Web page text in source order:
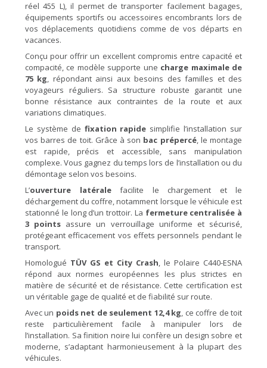
réel 455 L), il permet de transporter facilement bagages,
équipements sportifs ou accessoires encombrants lors de
vos déplacements quotidiens comme de vos départs en
vacances.
Conçu pour offrir un excellent compromis entre capacité et
compacité, ce modèle supporte une charge maximale de
75 kg, répondant ainsi aux besoins des familles et des
voyageurs réguliers. Sa structure robuste garantit une
bonne résistance aux contraintes de la route et aux
variations climatiques.
Le système de fixation rapide simplifie l’installation sur
vos barres de toit. Grâce à son bac prépercé, le montage
est rapide, précis et accessible, sans manipulation
complexe. Vous gagnez du temps lors de l’installation ou du
démontage selon vos besoins.
L’ouverture latéralefacilite le chargement et le
déchargement du coffre, notamment lorsque le véhicule est
stationné le long d’un trottoir. La fermeture centralisée à
3 points assure un verrouillage uniforme et sécurisé,
protégeant efficacement vos effets personnels pendant le
transport.
Homologué TÜV GS et City Crash, le Polaire C440-ESNA
répond aux normes européennes les plus strictes en
matière de sécurité et de résistance. Cette certification est
un véritable gage de qualité et de fiabilité sur route.
Avec un poids net de seulement 12,4 kg, ce coffre de toit
reste particulièrement facile à manipuler lors de
l’installation. Sa finition noire lui confère un design sobre et
moderne, s’adaptant harmonieusement à la plupart des
véhicules.